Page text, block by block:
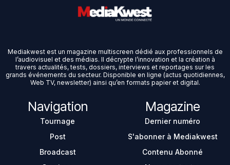
Mediakwest est un magazine multiscreen dédié aux professionnels de
l’audiovisuel et des médias. Il décrypte l’innovation et la création à
travers actualités, tests, dossiers, interviews et reportages sur les
grands événements du secteur. Disponible en ligne (actus quotidiennes,
Web TV, newsletter) ainsi qu’en formats papier et digital.
Navigation
Tournage
Post
Broadcast
Magazine
Dernier numéro
S'abonner à Mediakwest
Contenu Abonné